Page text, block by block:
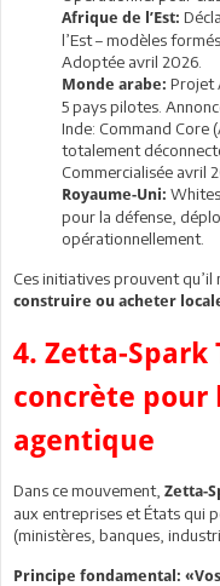
Afrique de l’Est:
l’Est – modèles
Adoptée avril 2026.
Monde arabe: Projet
5 pays pilotes.
Inde: Command Core
totalement
Commercialisée avril
Royaume-Uni:
pour la défense,
opérationnellement.
Ces initiatives prouvent qu’il
construire ou acheter
4. Zetta-Spark
concrète pour
agentique
Dans ce mouvement, Zetta-
aux entreprises et États qui
(ministères, banques,
Principe fondamental: